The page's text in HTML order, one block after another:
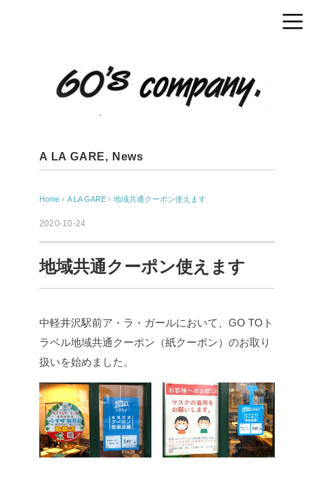
A LA GARE, News
Home › A LA GARE › 地域共通クーポン使えます
2020-10-24
地域共通クーポン使えます
中軽井沢駅前ア・ラ・ガールにおいて、GO TOト
ラベル地域共通クーポン（紙クーポン）のお取り
扱いを始めました。